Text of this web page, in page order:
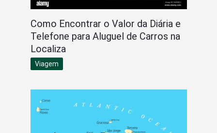
Como Encontrar o Valor da Diária e
Telefone para Aluguel de Carros na
Localiza
Viagem